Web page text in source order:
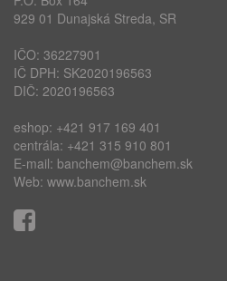
929 01 Dunajská Streda, SR
IČO: 36227901
IČ DPH: SK2020196563
DIČ: 2020196563
eshop: +421 917 169 401
centrála: +421 315 910 801
E-mail: banchem@banchem.sk
Web: www.banchem.sk